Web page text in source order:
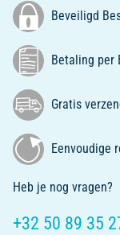
Beveiligd
Betaling per
Gratis
Eenvoudige
Heb je nog vragen?
+32 50 89 35